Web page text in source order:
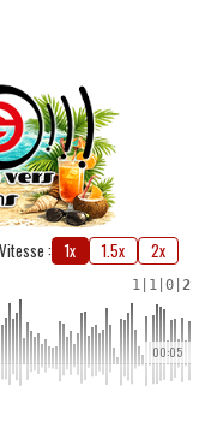
Vitesse : 1x 1.5x 2x
1 1 0 2
00:05